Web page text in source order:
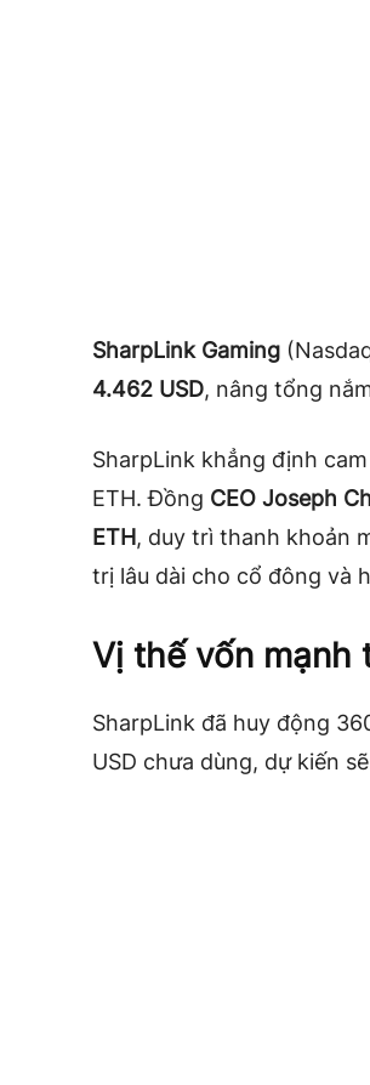
SharpLink Gaming
4.462 USD, nâng tổng
SharpLink khẳng định
ETH. Đồng CEO Joseph
ETH, duy trì thanh khoản
trị lâu dài cho cổ đông và
Vị thế vốn mạnh
SharpLink đã huy động
USD chưa dùng, dự kiến